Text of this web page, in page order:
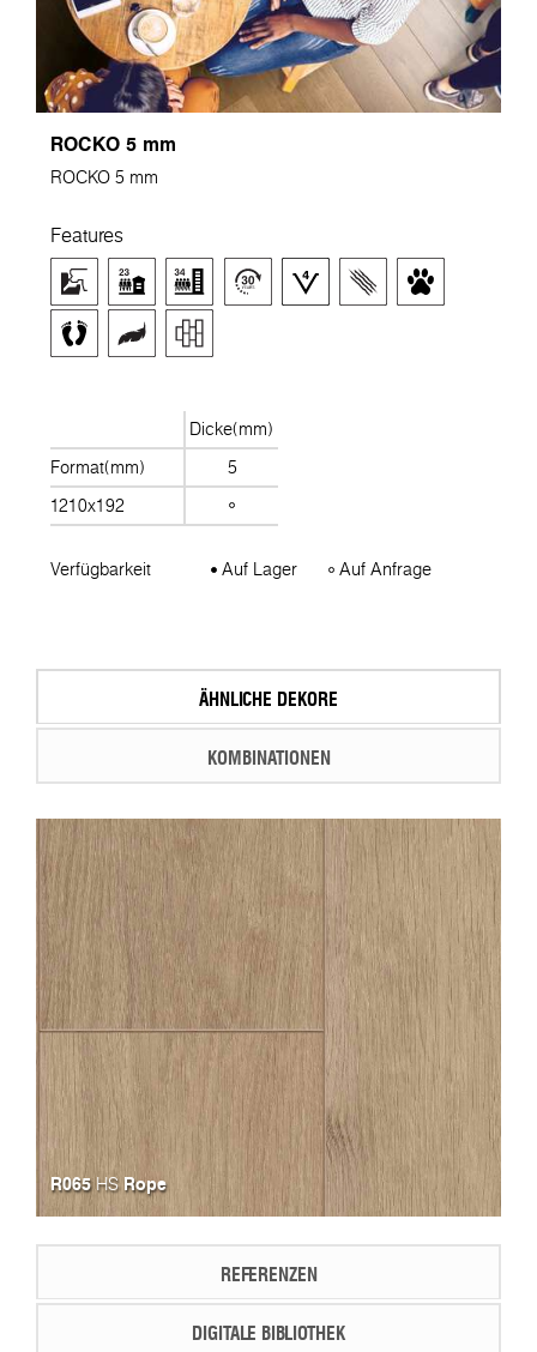
ROCKO 5 mm
ROCKO 5 mm
Features
Dicke(mm)
Format(mm)
5
1210x192
Verfügbarkeit Auf Lager Auf Anfrage
ÄHNLICHE DEKORE
KOMBINATIONEN
R065HSRope
REFERENZEN
DIGITALE BIBLIOTHEK